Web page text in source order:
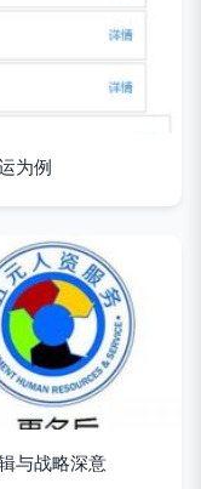
为例
与战略深意